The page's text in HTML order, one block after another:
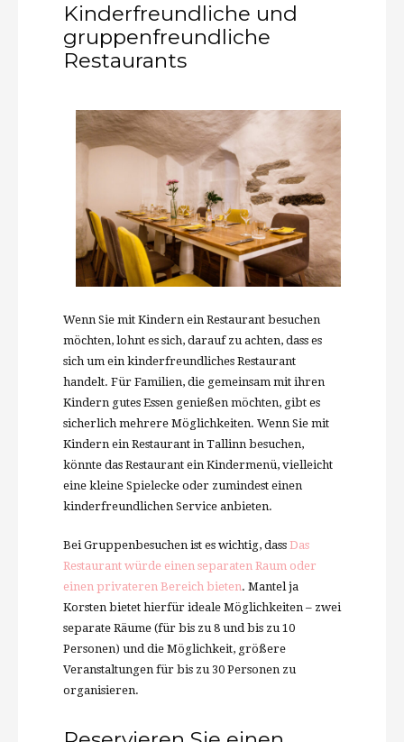
Kinderfreundliche und
gruppenfreundliche
Restaurants
Wenn Sie mit Kindern ein Restaurant besuchen
möchten, lohnt es sich, darauf zu achten, dass es
sich um ein kinderfreundliches Restaurant
handelt. Für Familien, die gemeinsam mit ihren
Kindern gutes Essen genießen möchten, gibt es
sicherlich mehrere Möglichkeiten. Wenn Sie mit
Kindern ein Restaurant in Tallinn besuchen,
könnte das Restaurant ein Kindermenü, vielleicht
eine kleine Spielecke oder zumindest einen
kinderfreundlichen Service anbieten.
Bei Gruppenbesuchen ist es wichtig, dass Das
Restaurant würde einen separaten Raum oder
einen privateren Bereich bieten. Mantel ja
Korsten bietet hierfür ideale Möglichkeiten – zwei
separate Räume (für bis zu 8 und bis zu 10
Personen) und die Möglichkeit, größere
Veranstaltungen für bis zu 30 Personen zu
organisieren.